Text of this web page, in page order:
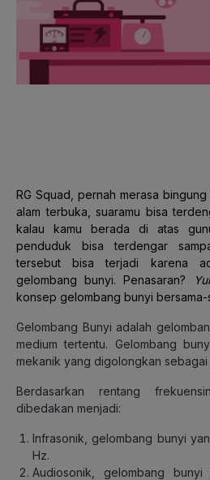
RG Squad, pernah merasa
alam terbuka, suaramu bisa
kalau kamu berada di atas
penduduk bisa terdengar
tersebut bisa terjadi karena
gelombang bunyi. Penasaran?
konsep gelombang bunyi bersama-
Gelombang Bunyi adalah
medium tertentu. Gelombang
mekanik yang digolongkan
Berdasarkan rentang
dibedakan menjadi:
Infrasonik, gelombang bunyi
Hz.
Audiosonik, gelombang